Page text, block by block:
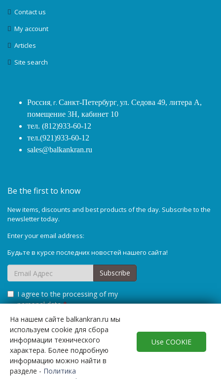
Contact us
My account
Articles
Site search
Россия, г. Санкт-Петербург,ул. Седова 49, литера А,
помещение 3Н, кабинет 10
тел. (812)933-60-12
тел.(921)933-60-12
sales@balkankran.ru
Be the first to know
New items, discounts and best products of the day. Subscribe to the
newsletter today.
Enter your email address:
Будьте в курсе последних новостей нашего сайта!
I agree to the processing of my
personal data *
Subscribe
На нашем сайте balkankran.ru мы
используем cookie для сбора
информации технического
характера. Более подробную
информацию можно найти в
разделе - Политика
Use COOKIE